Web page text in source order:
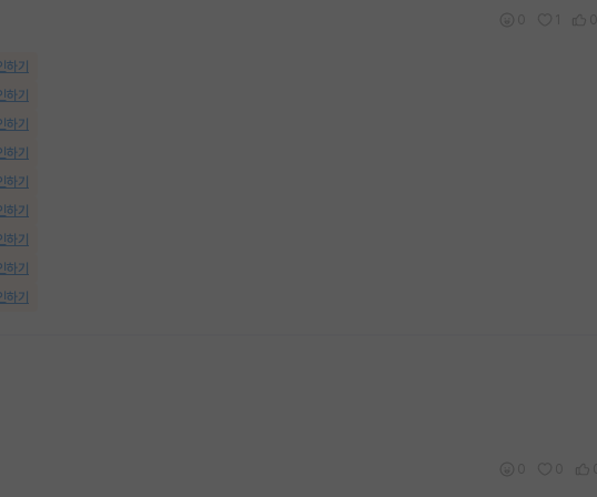
하기
하기
하기
하기
하기
하기
하기
하기
하기